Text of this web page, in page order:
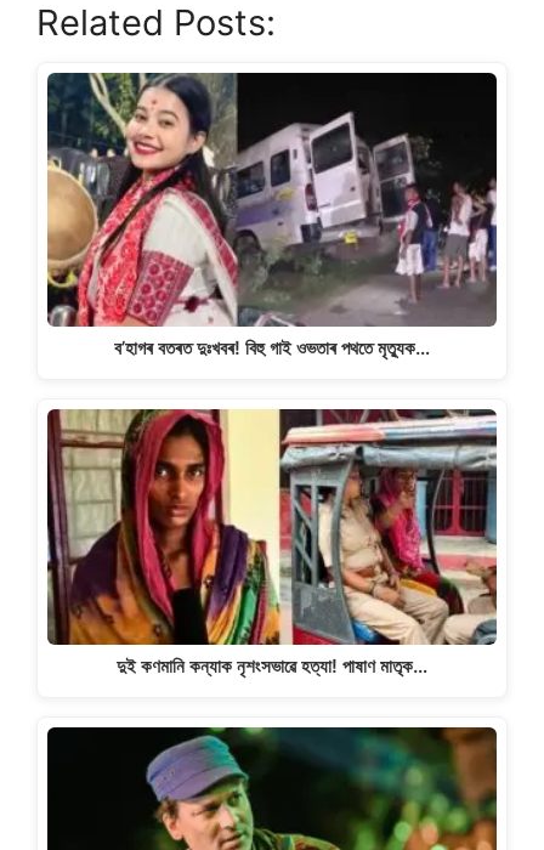
at
s
A
p
p
c
e
b
o
o
k
e
gr
a
m
y
n
k
e
Related Posts:
ব’হাগৰ বতৰত দুঃখবৰ! বিহু গাই ওভতাৰ পথতে মৃত্যুক…
দুই কণমানি কন্যাক নৃশংসভাৱে হত্যা! পাষাণ মাতৃক…